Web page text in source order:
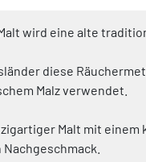
wird eine alte
diese
Malz verwendet.
Malt mit